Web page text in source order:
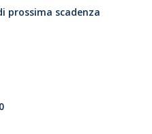
prossima scadenza